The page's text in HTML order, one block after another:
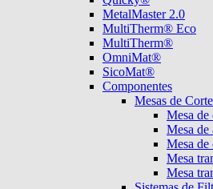
MetalMaster 2.0
MultiTherm® Eco
MultiTherm®
OmniMat®
SicoMat®
Componentes
Mesas de Corte
Mesa de
Mesa de
Mesa de
Mesa
Mesa